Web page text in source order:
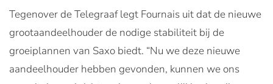
Tegenover de Telegraaf legt Fournais uit dat de nieuwe
grootaandeelhouder de nodige stabiliteit bij de
groeiplannen van Saxo biedt. “Nu we deze nieuwe
aandeelhouder hebben gevonden, kunnen we ons